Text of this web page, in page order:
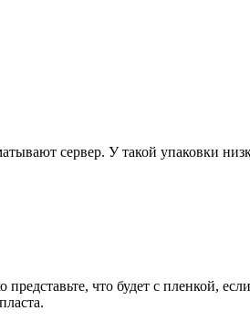
сервер. У такой упаковки
что будет с пленкой,